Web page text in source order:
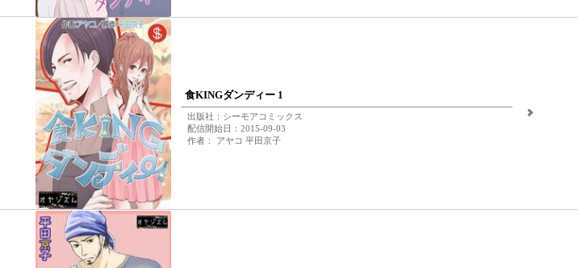
食KINGダンディー 1
出版社：シーモアコミックス
配信開始日：2015-09-03
作者： アヤコ 平田京子